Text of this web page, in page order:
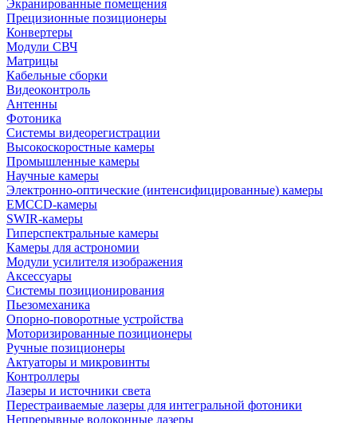
Экранированные помещения
Прецизионные позиционеры
Конвертеры
Модули СВЧ
Матрицы
Кабельные сборки
Видеоконтроль
Антенны
Фотоника
Cистемы видеорегистрации
Высокоскоростные камеры
Промышленные камеры
Научные камеры
Электронно-оптические (интенсифицированные) камеры
EMCCD-камеры
SWIR-камеры
Гиперспектральные камеры
Камеры для астрономии
Модули усилителя изображения
Аксессуары
Системы позиционирования
Пьезомеханика
Опорно-поворотные устройства
Моторизированные позиционеры
Ручные позиционеры
Актуаторы и микровинты
Контроллеры
Лазеры и источники света
Перестраиваемые лазеры для интегральной фотоники
Непрерывные волоконные лазеры